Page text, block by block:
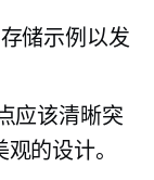
存储示例以发
应该清晰突
的设计。